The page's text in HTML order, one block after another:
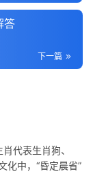
答
下一篇
代表生肖狗、
化中，“昏定晨省”